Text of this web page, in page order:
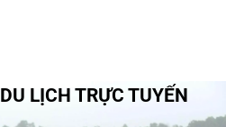
LỊCH TRỰC TUYẾN